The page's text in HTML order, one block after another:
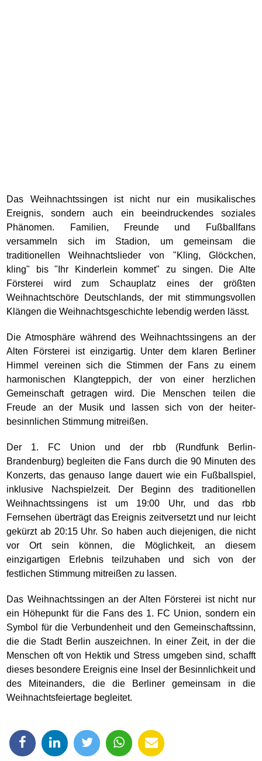
Das Weihnachtssingen ist nicht nur ein musikalisches
Ereignis, sondern auch ein beeindruckendes soziales
Phänomen. Familien, Freunde und Fußballfans
versammeln sich im Stadion, um gemeinsam die
traditionellen Weihnachtslieder von "Kling, Glöckchen,
kling" bis "Ihr Kinderlein kommet" zu singen. Die Alte
Försterei wird zum Schauplatz eines der größten
Weihnachtschöre Deutschlands, der mit stimmungsvollen
Klängen die Weihnachtsgeschichte lebendig werden lässt.
Die Atmosphäre während des Weihnachtssingens an der
Alten Försterei ist einzigartig. Unter dem klaren Berliner
Himmel vereinen sich die Stimmen der Fans zu einem
harmonischen Klangteppich, der von einer herzlichen
Gemeinschaft getragen wird. Die Menschen teilen die
Freude an der Musik und lassen sich von der heiter-
besinnlichen Stimmung mitreißen.
Der 1. FC Union und der rbb (Rundfunk Berlin-
Brandenburg) begleiten die Fans durch die 90 Minuten des
Konzerts, das genauso lange dauert wie ein Fußballspiel,
inklusive Nachspielzeit. Der Beginn des traditionellen
Weihnachtssingens ist um 19:00 Uhr, und das rbb
Fernsehen überträgt das Ereignis zeitversetzt und nur leicht
gekürzt ab 20:15 Uhr. So haben auch diejenigen, die nicht
vor Ort sein können, die Möglichkeit, an diesem
einzigartigen Erlebnis teilzuhaben und sich von der
festlichen Stimmung mitreißen zu lassen.
Das Weihnachtssingen an der Alten Försterei ist nicht nur
ein Höhepunkt für die Fans des 1. FC Union, sondern ein
Symbol für die Verbundenheit und den Gemeinschaftssinn,
die die Stadt Berlin auszeichnen. In einer Zeit, in der die
Menschen oft von Hektik und Stress umgeben sind, schafft
dieses besondere Ereignis eine Insel der Besinnlichkeit und
des Miteinanders, die die Berliner gemeinsam in die
Weihnachtsfeiertage begleitet.